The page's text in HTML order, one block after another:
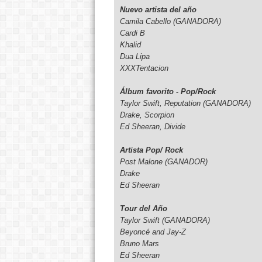
Nuevo artista del año
Camila Cabello (GANADORA)
Cardi B
Khalid
Dua Lipa
XXXTentacion
Álbum favorito - Pop/Rock
​Taylor Swift, Reputation (GANADORA)
Drake, Scorpion
Ed Sheeran, Divide
Artista Pop/ Rock
Post Malone​ (GANADOR)
Drake
Ed Sheeran
Tour del Año
Taylor Swift (GANADORA)
Beyoncé and Jay-Z
Bruno Mars
Ed Sheeran